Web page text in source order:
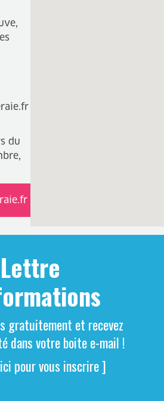
du
Lettre
gratuitement et recevez
dans votre boite e-mail !
pour vous inscrire ]